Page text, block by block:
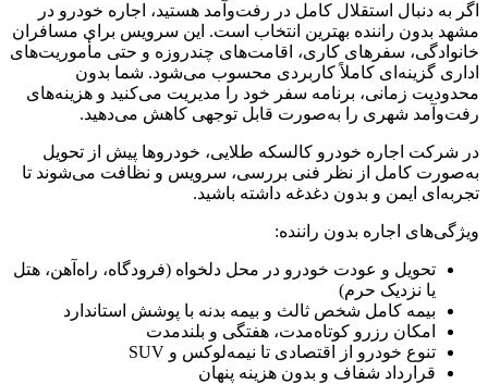
اگر به دنبال استقلال کامل در رفت‌وآمد هستید، اجاره خودرو در
مشهد بدون راننده بهترین انتخاب است. این سرویس برای مسافران
خانوادگی، سفرهای کاری، اقامت‌های چندروزه و حتی مأموریت‌های
اداری گزینه‌ای کاملاً کاربردی محسوب می‌شود. شما بدون
محدودیت زمانی، برنامه سفر خود را مدیریت می‌کنید و هزینه‌های
رفت‌وآمد شهری را به‌صورت قابل توجهی کاهش می‌دهید.
در شرکت اجاره خودرو کالسکه طلایی، خودروها پیش از تحویل
به‌صورت کامل از نظر فنی بررسی، سرویس و نظافت می‌شوند تا
تجربه‌ای ایمن و بدون دغدغه داشته باشید.
ویژگی‌های اجاره بدون راننده:
تحویل و عودت خودرو در محل دلخواه (فرودگاه، راه‌آهن، هتل
یا نزدیک حرم)
بیمه کامل شخص ثالث و بیمه بدنه با پوشش استاندارد
امکان رزرو کوتاه‌مدت، هفتگی و بلندمدت
تنوع خودرو از اقتصادی تا نیمه‌لوکس و SUV
قرارداد شفاف و بدون هزینه پنهان